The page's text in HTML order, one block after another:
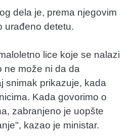
dela je, prema njegovim
urađeno detetu.
lice koje se nalazi
ne može ni da da
snimak prikazuje, kada
Kada govorimo o
zabranjeno je uopšte
kazao je ministar.